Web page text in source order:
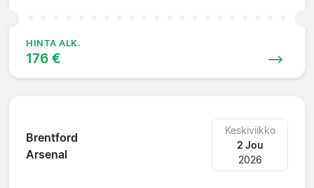
HINTA ALK.
176 €
Brentford
Arsenal
Keskiviikko
2 Jou
2026